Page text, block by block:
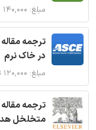
مبلغ: ۱۴۰,۰۰۰ تومان
ترجمه
در خاک نرم
مبلغ: ۱۲۰,۰۰۰ تومان
ترجمه
متخلخل